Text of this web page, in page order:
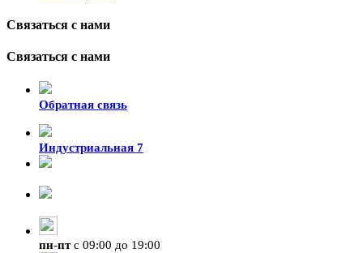
Связаться с нами
Связаться с нами
Обратная связь
Индустриальная 7
пн-птс 09:00 до 19:00